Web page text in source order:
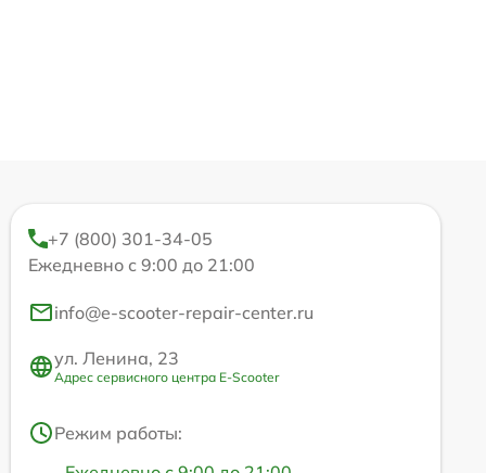
+7 (800) 301-34-05
Ежедневно с 9:00 до 21:00
info@e-scooter-repair-center.ru
ул. Ленина, 23
Адрес сервисного центра E-Scooter
Режим работы: